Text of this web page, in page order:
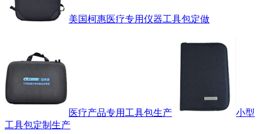
美国柯惠医疗专用仪器工具包定做
医疗产品专用工具包生产
小型
工具包定制生产